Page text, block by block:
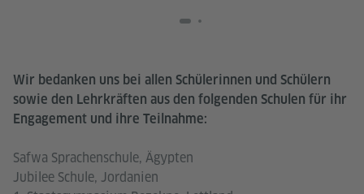
Wir bedanken uns bei allen Schülerinnen und Schülern
sowie den Lehrkräften aus den folgenden Schulen für ihr
Engagement und ihre Teilnahme:
Safwa Sprachenschule, Ägypten
Jubilee Schule, Jordanien